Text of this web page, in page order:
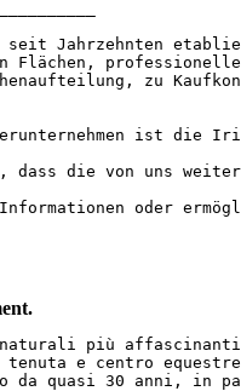
Jahrzehnten
Flächen,
zu
ist
dass die von uns
oder
naturali più
tenuta e centro
da quasi 30 anni,